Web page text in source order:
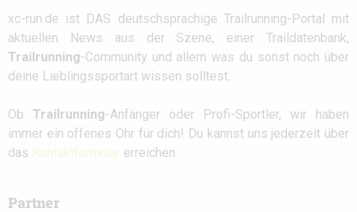
xc-run.de ist DAS deutschsprachige Trailrunning-Portal mit
aktuellen News aus der Szene, einer Traildatenbank,
Trailrunning-Community und allem was du sonst noch über
deine Lieblingssportart wissen solltest.
Ob Trailrunning-Anfänger oder Profi-Sportler, wir haben
immer ein offenes Ohr für dich! Du kannst uns jederzeit über
das Kontaktformular erreichen.
Partner